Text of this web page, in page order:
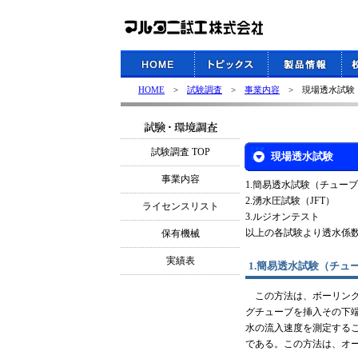
HOME > 試験調査 > 事業内容 > 現場透水試験
試験調査 TOP
事業内容
ライセンスリスト
保有機械
実績表
現場透水試験
1.簡易透水試験（チュー
2.湧水圧試験（JFT）
3.ルジオンテスト
以上の各試験より透水係
1.簡易透水試験（チュ
この方法は、ボーリン
グチューブを挿入その下
水の流入速度を測定する
である。この方法は、オ